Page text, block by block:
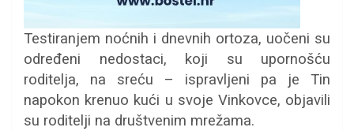
Testiranjem noćnih i dnevnih ortoza, uočeni su
određeni nedostaci, koji su upornošću
roditelja, na sreću – ispravljeni pa je Tin
napokon krenuo kući u svoje Vinkovce, objavili
su roditelji na društvenim mrežama.